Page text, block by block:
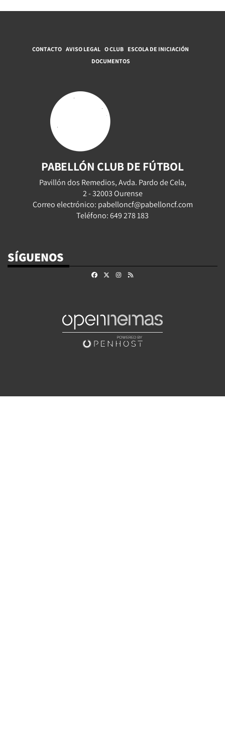
CONTACTO AVISO LEGAL O CLUB ESCOLA DE INICIACIÓN
DOCUMENTOS
PABELLÓN CLUB DE FÚTBOL
Pavillón dos Remedios, Avda. Pardo de Cela,
2 - 32003 Ourense
Correo electrónico: pabelloncf@pabelloncf.com
Teléfono: 649 278 183
SÍGUENOS
FacebookInstagram